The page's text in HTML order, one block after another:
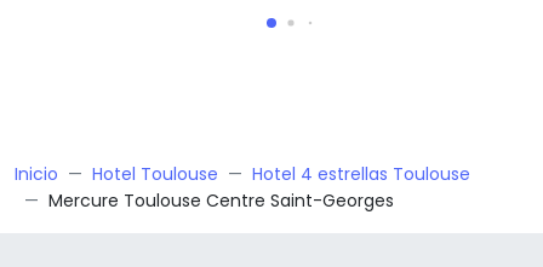
Inicio Hotel Toulouse
Hotel 4 estrellas Toulouse
Mercure Toulouse Centre Saint-Georges